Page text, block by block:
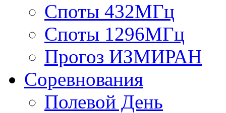
Споты 432МГц
Споты 1296МГц
Прогоз ИЗМИРАН
Соревнования
Полевой День